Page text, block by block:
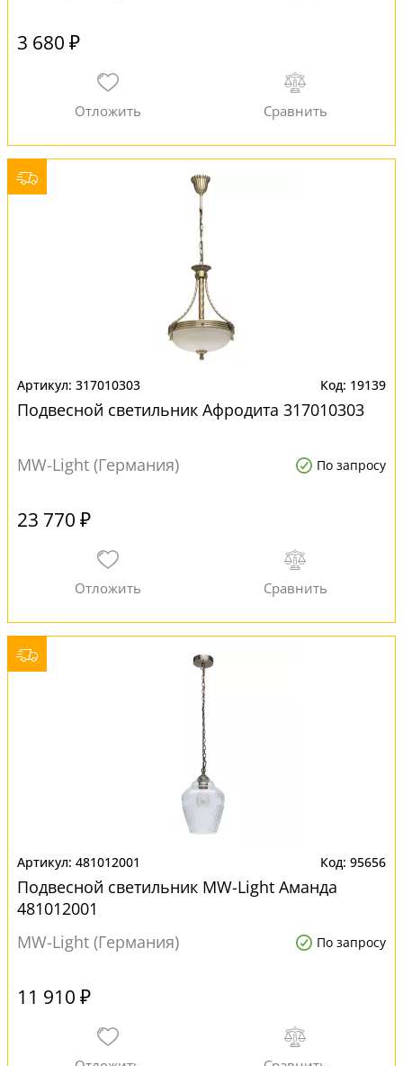
3 680 ₽
317010303 19139
Подвесной светильник Афродита 317010303
MW-Light (Германия) По запросу
23 770 ₽
481012001 95656
Подвесной светильник MW-Light Аманда
481012001
MW-Light (Германия)
По запросу
11 910 ₽